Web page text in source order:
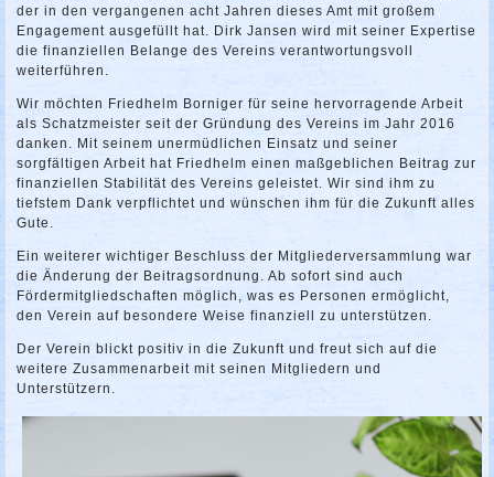
der in den vergangenen acht Jahren dieses Amt mit großem
Engagement ausgefüllt hat. Dirk Jansen wird mit seiner Expertise
die finanziellen Belange des Vereins verantwortungsvoll
weiterführen.
Wir möchten Friedhelm Borniger für seine hervorragende Arbeit
als Schatzmeister seit der Gründung des Vereins im Jahr 2016
danken. Mit seinem unermüdlichen Einsatz und seiner
sorgfältigen Arbeit hat Friedhelm einen maßgeblichen Beitrag zur
finanziellen Stabilität des Vereins geleistet. Wir sind ihm zu
tiefstem Dank verpflichtet und wünschen ihm für die Zukunft alles
Gute.
Ein weiterer wichtiger Beschluss der Mitgliederversammlung war
die Änderung der Beitragsordnung. Ab sofort sind auch
Fördermitgliedschaften möglich, was es Personen ermöglicht,
den Verein auf besondere Weise finanziell zu unterstützen.
Der Verein blickt positiv in die Zukunft und freut sich auf die
weitere Zusammenarbeit mit seinen Mitgliedern und
Unterstützern.